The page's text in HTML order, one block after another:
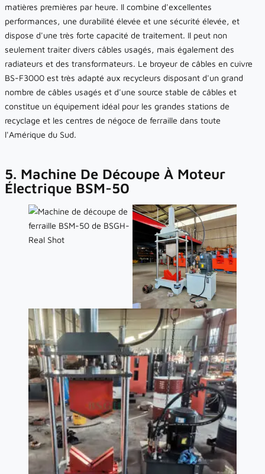
matières premières par heure. Il combine d'excellentes
performances, une durabilité élevée et une sécurité élevée, et
dispose d'une très forte capacité de traitement. Il peut non
seulement traiter divers câbles usagés, mais également des
radiateurs et des transformateurs. Le broyeur de câbles en cuivre
BS-F3000 est très adapté aux recycleurs disposant d'un grand
nombre de câbles usagés et d'une source stable de câbles et
constitue un équipement idéal pour les grandes stations de
recyclage et les centres de négoce de ferraille dans toute
l'Amérique du Sud.
5. Machine De Découpe À Moteur
Électrique BSM-50